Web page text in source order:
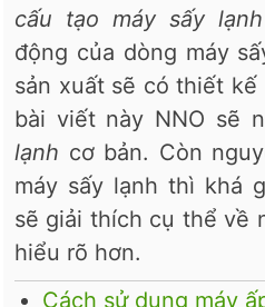
cấu tạo máy sấy lạnh
động của dòng máy
sản xuất sẽ có thiết
bài viết này NNO sẽ
lạnh cơ bản. Còn
máy sấy lạnh thì khá
sẽ giải thích cụ thể về
hiểu rõ hơn.
Cách sử dụng máy